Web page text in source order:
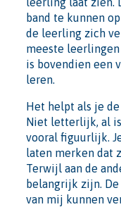
band te kunnen
de leerling zich
meeste
is bovendien een
leren.
Het helpt als je
Niet letterlijk, al is
vooral figuurlijk.
laten merken dat
Terwijl aan de
belangrijk zijn.
van mij kunnen